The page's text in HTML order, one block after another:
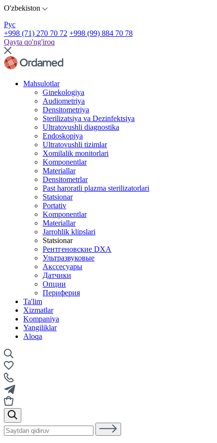
O'zbekiston
Рус
+998 (71) 270 70 72 +998 (99) 884 70 78
Qayta qo'ng'iroq
Mahsulotlar
Ginekologiya
Audiometriya
Densitometriya
Sterilizatsiya va Dezinfektsiya
Ultratovushli diagnostika
Endoskopiya
Ultratovushli tizimlar
Xomilalik monitorlari
Komponentlar
Materiallar
Densitometrlar
Past haroratli plazma sterilizatorlari
Statsionar
Portativ
Komponentlar
Materiallar
Jarrohlik klipslari
Statsionar
Рентгеновские DXA
Ультразвуковые
Акссесуары
Датчики
Опции
Периферия
Ta'lim
Xizmatlar
Kompaniya
Yangiliklar
Aloqa